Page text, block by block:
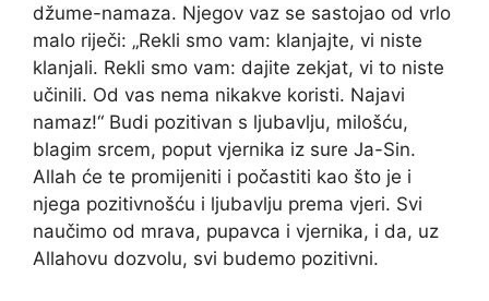
džume-namaza. Njegov vaz se sastojao od vrlo
malo riječi: „Rekli smo vam: klanjajte, vi niste
klanjali. Rekli smo vam: dajite zekjat, vi to niste
učinili. Od vas nema nikakve koristi. Najavi
namaz!“ Budi pozitivan s ljubavlju, milošću,
blagim srcem, poput vjernika iz sure Ja-Sin.
Allah će te promijeniti i počastiti kao što je i
njega pozitivnošću i ljubavlju prema vjeri. Svi
naučimo od mrava, pupavca i vjernika, i da, uz
Allahovu dozvolu, svi budemo pozitivni.